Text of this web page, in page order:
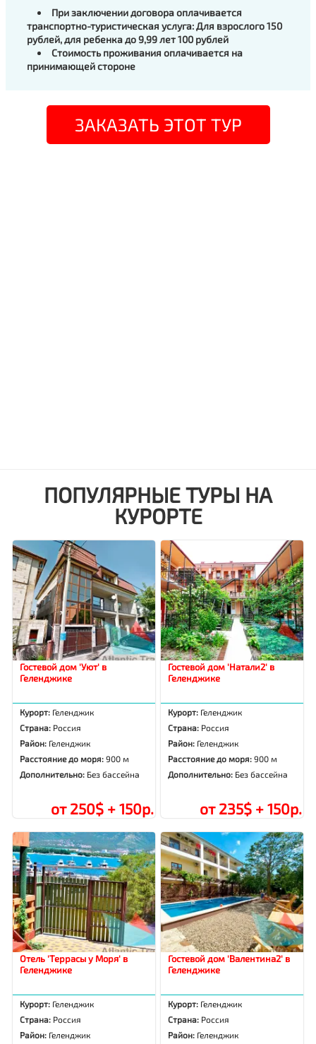
При заключении договора оплачивается
транспортно-туристическая услуга:Для взрослого 150
рублей, для ребенка до 9,99 лет 100 рублей
Стоимость проживания оплачивается на
принимающей стороне
ЗАКАЗАТЬ ЭТОТ ТУР
ПОПУЛЯРНЫЕ ТУРЫ НА
КУРОРТЕ
Гостевой дом 'Уют' в
Геленджике
Курорт: Геленджик
Страна: Россия
Район: Геленджик
Расстояние до моря:900 м
Дополнительно: Без бассейна
от 250$ + 150р.
Гостевой дом 'Натали2' в
Геленджике
Курорт: Геленджик
Страна: Россия
Район: Геленджик
Расстояние до моря:900 м
Дополнительно: Без бассейна
от 235$ + 150р.
Отель 'Террасы у Моря' в
Геленджике
Курорт: Геленджик
Страна: Россия
Район: Геленджик
Гостевой дом 'Валентина2' в
Геленджике
Курорт: Геленджик
Страна: Россия
Район: Геленджик